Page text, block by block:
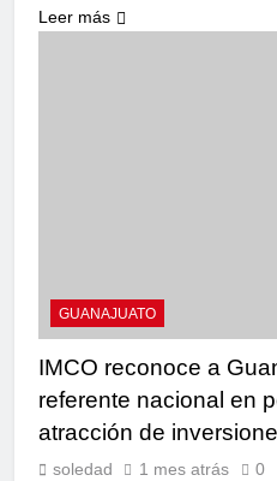
Leer más
GUANAJUATO
IMCO reconoce a
referente nacional en
atracción de
soledad 1 mes atrás 0